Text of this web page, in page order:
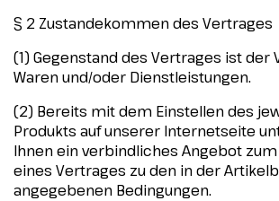
§ 2 Zustandekommen des Vertrages
(1) Gegenstand des Vertrages ist der
Waren und/oder Dienstleistungen.
(2) Bereits mit dem Einstellen des
Produkts auf unserer Internetseite
Ihnen ein verbindliches Angebot
eines Vertrages zu den in der
angegebenen Bedingungen.